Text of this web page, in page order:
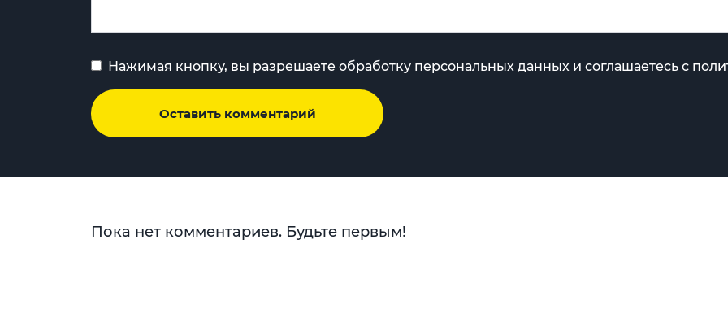
Нажимая кнопку, вы разрешаете обработку персональных данных и соглашаетесь с
Оставить комментарий
Пока нет комментариев. Будьте первым!